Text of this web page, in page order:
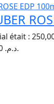
prix actuel est : د.م. 180,00.